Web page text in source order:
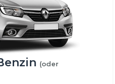
(oder